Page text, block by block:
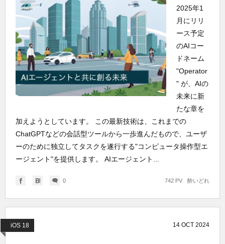
2025年1
月にリリ
ース予定
のAIコー
ドネーム
"Operator
" が、AIの
未来に新
たな章を
加えようとしています。 この最新技術は、これまでの
ChatGPTなどの会話型ツールから一歩進んだもので、ユーザ
ーのために独立してタスクを遂行する"コンピュータ操作型エ
ージェント"を提供します。 AIエージェント...
0 酔いどれ
742 PV
iOS 18 14 OCT 2024